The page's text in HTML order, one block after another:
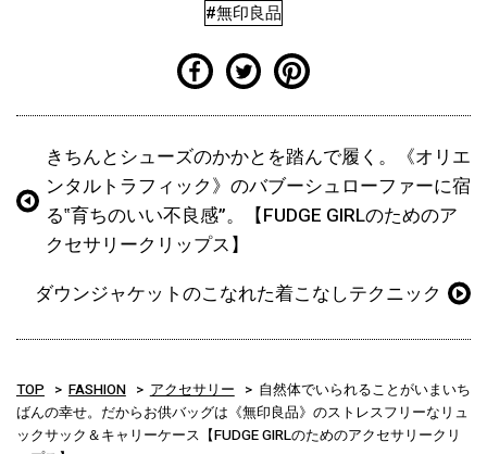
#無印良品
きちんとシューズのかかとを踏んで履く。《オリエ
ンタルトラフィック》のバブーシュローファーに宿
る‟育ちのいい不良感”。【FUDGE GIRLのためのア
クセサリークリップス】
ダウンジャケットのこなれた着こなしテクニック
TOP FASHION アクセサリー
自然体でいられることがいまいち
ばんの幸せ。だからお供バッグは《無印良品》のストレスフリーなリュ
ックサック＆キャリーケース【FUDGE GIRLのためのアクセサリークリ